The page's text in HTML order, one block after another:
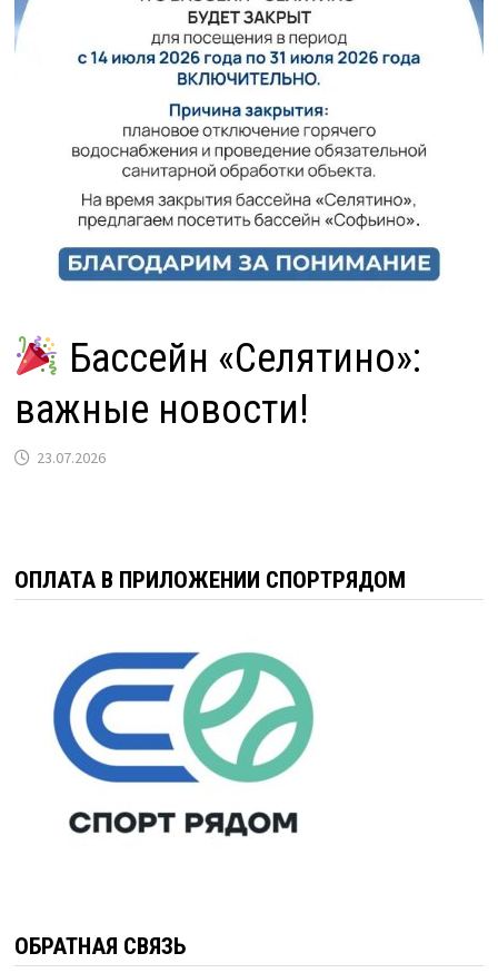
Бассейн «Селятино»:
важные новости!
23.07.2026
ОПЛАТА В ПРИЛОЖЕНИИ СПОРТРЯДОМ
ОБРАТНАЯ СВЯЗЬ